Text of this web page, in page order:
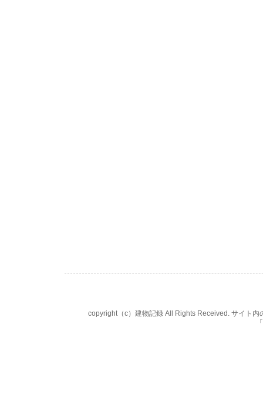
copyright（c）建物記録 All Rights Received. サイト